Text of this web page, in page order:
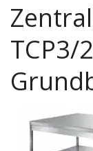
TCP3/